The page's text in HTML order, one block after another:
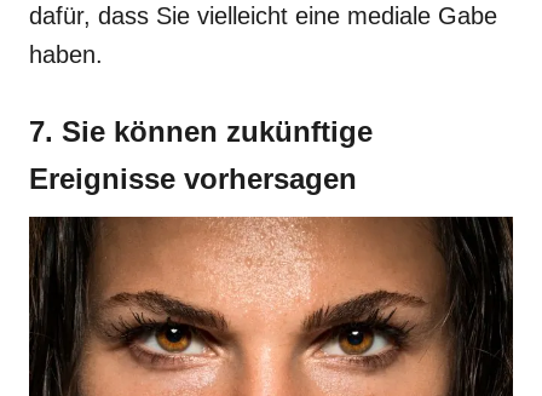
dafür, dass Sie vielleicht eine mediale Gabe
haben.
7. Sie können zukünftige
Ereignisse vorhersagen